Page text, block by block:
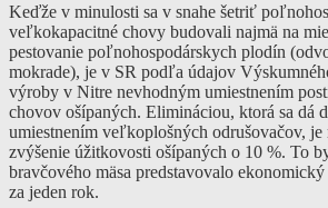
Keďže v minulosti sa v snahe šetriť
veľkokapacitné chovy budovali najmä na
pestovanie poľnohospodárskych plodín
mokrade), je v SR podľa údajov
výroby v Nitre nevhodným umiestnením
chovov ošípaných. Elimináciou, ktorá sa dá
umiestnením veľkoplošných odrušovačov,
zvýšenie úžitkovosti ošípaných o 10 %. To
bravčového mäsa predstavovalo
za jeden rok.